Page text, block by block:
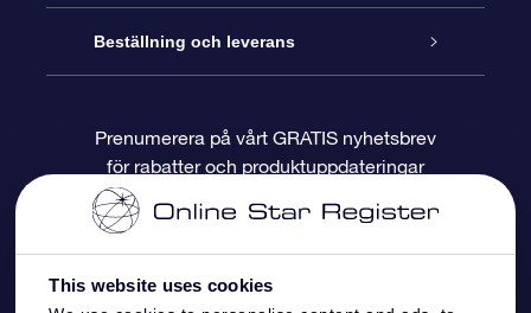
This website uses cookies
Blogg
Recensioner
OSR Gåvopaket
OSR Presentkort
Företagspresenter
Stjärnregiste
Personlig Stjärnsida
One Million Stars
OSR Starsaver
Beställning och leverans
Betalningsinformation
Returpolicy
Prenumerera på vårt GRATIS nyhetsbrev
för rabatter och produktuppdateringar